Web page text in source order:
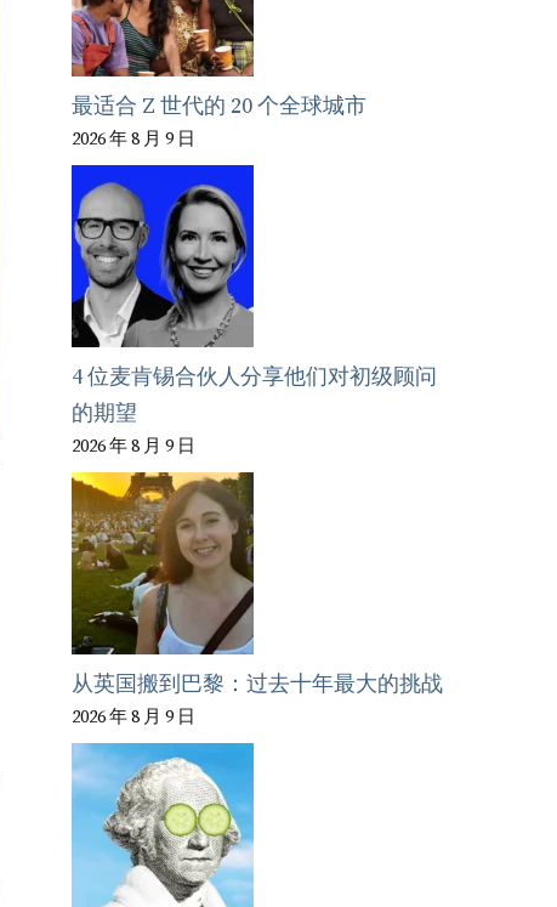
最适合 Z 世代的 20 个全球城市
2026 年 8 月 9 日
4 位麦肯锡合伙人分享他们对初级顾问
的期望
2026 年 8 月 9 日
从英国搬到巴黎：过去十年最大的挑战
2026 年 8 月 9 日